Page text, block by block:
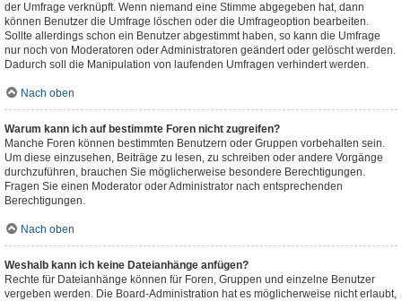
der Umfrage verknüpft. Wenn niemand eine Stimme abgegeben hat, dann
können Benutzer die Umfrage löschen oder die Umfrageoption bearbeiten.
Sollte allerdings schon ein Benutzer abgestimmt haben, so kann die Umfrage
nur noch von Moderatoren oder Administratoren geändert oder gelöscht werden.
Dadurch soll die Manipulation von laufenden Umfragen verhindert werden.
Nach oben
Warum kann ich auf bestimmte Foren nicht zugreifen?
Manche Foren können bestimmten Benutzern oder Gruppen vorbehalten sein.
Um diese einzusehen, Beiträge zu lesen, zu schreiben oder andere Vorgänge
durchzuführen, brauchen Sie möglicherweise besondere Berechtigungen.
Fragen Sie einen Moderator oder Administrator nach entsprechenden
Berechtigungen.
Nach oben
Weshalb kann ich keine Dateianhänge anfügen?
Rechte für Dateianhänge können für Foren, Gruppen und einzelne Benutzer
vergeben werden. Die Board-Administration hat es möglicherweise nicht erlaubt,